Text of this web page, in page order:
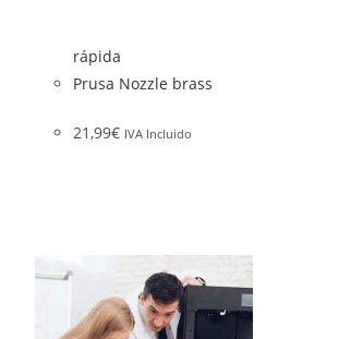
rápida
Prusa Nozzle brass
21,99€ IVA Incluido